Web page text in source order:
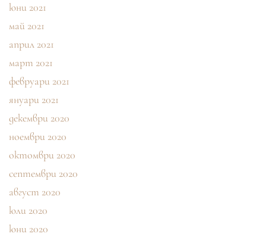
юни 2021
май 2021
април 2021
март 2021
февруари 2021
януари 2021
декември 2020
ноември 2020
октомври 2020
септември 2020
август 2020
юли 2020
юни 2020